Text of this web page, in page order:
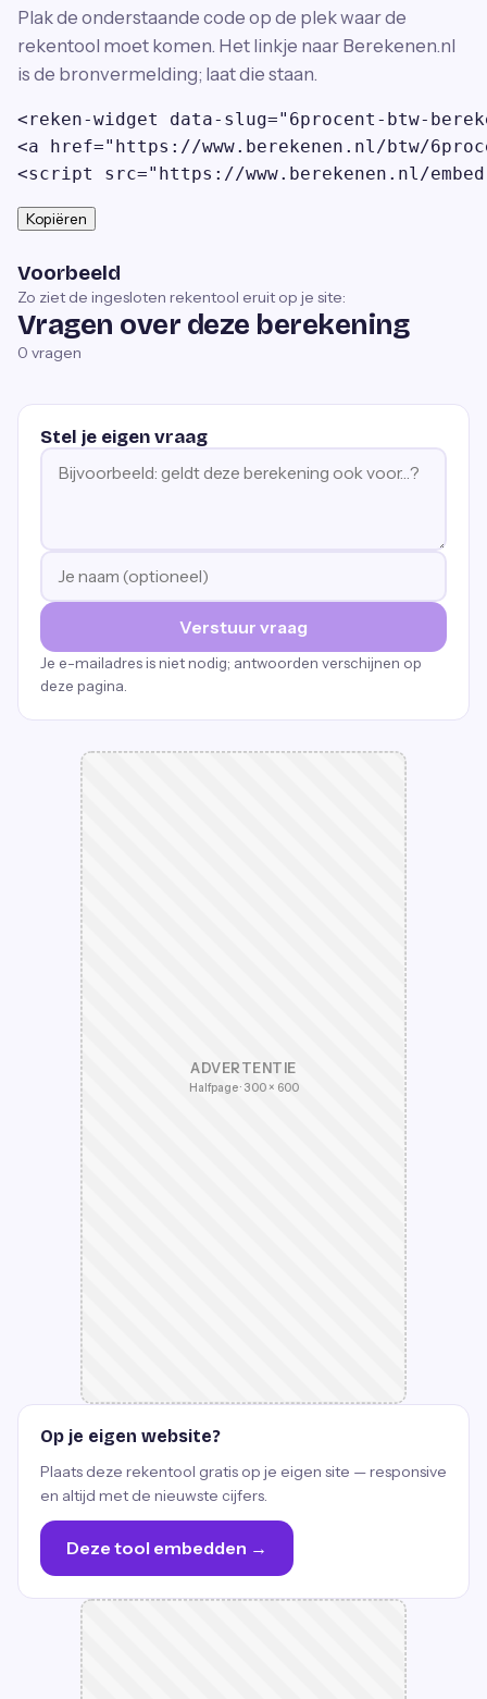
Plak de onderstaande code op de plek waar de
rekentool moet komen. Het linkje naar Berekenen.nl
is de bronvermelding; laat die staan.
<reken-widget data-slug="6procent-btw-
<a href="https://www.berekenen.nl/btw/
<script src="https://www.berekenen.nl/
Kopiëren
Voorbeeld
Zo ziet de ingesloten rekentool eruit op je site:
Vragen over deze berekening
0 vragen
Stel je eigen vraag
Verstuur vraag
Je e-mailadres is niet nodig; antwoorden verschijnen op
deze pagina.
ADVERTENTIE
Halfpage · 300 × 600
Op je eigen website?
Plaats deze rekentool gratis op je eigen site — responsive
en altijd met de nieuwste cijfers.
Deze tool embedden →